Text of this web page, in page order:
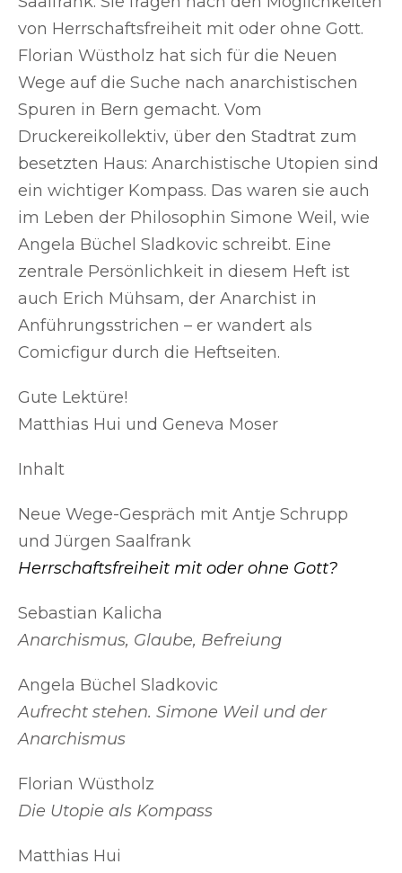
von Herrschaftsfreiheit mit oder ohne Gott.
Florian Wüstholz hat sich für die Neuen
Wege auf die Suche nach anarchistischen
Spuren in Bern gemacht. Vom
Druckereikollektiv, über den Stadtrat zum
besetzten Haus: Anarchistische Utopien sind
ein wichtiger Kompass. Das waren sie auch
im Leben der Philosophin Simone Weil, wie
Angela Büchel Sladkovic schreibt. Eine
zentrale Persönlichkeit in diesem Heft ist
auch Erich Mühsam, der Anarchist in
Anführungsstrichen – er wandert als
Comicfigur durch die Heftseiten.
Gute Lektüre!
Matthias Hui und Geneva Moser
Inhalt
Neue Wege-Gespräch mit Antje Schrupp
und Jürgen Saalfrank
Herrschaftsfreiheit mit oder ohne Gott?
Sebastian Kalicha
Anarchismus, Glaube, Befreiung
Angela Büchel Sladkovic
Aufrecht stehen. Simone Weil und der
Anarchismus
Florian Wüstholz
Die Utopie als Kompass
Matthias Hui